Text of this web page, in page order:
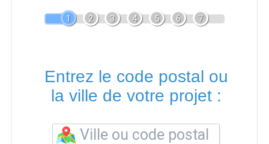
1 2 3 4 5 6 7
Entrez le code postal ou
la ville de votre projet :